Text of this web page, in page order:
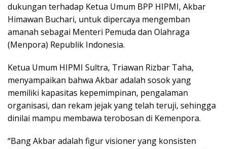
dukungan terhadap Ketua Umum BPP HIPMI, Akbar
Himawan Buchari, untuk dipercaya mengemban
amanah sebagai Menteri Pemuda dan Olahraga
(Menpora) Republik Indonesia.
Ketua Umum HIPMI Sultra, Triawan Rizbar Taha,
menyampaikan bahwa Akbar adalah sosok yang
memiliki kapasitas kepemimpinan, pengalaman
organisasi, dan rekam jejak yang telah teruji, sehingga
dinilai mampu membawa terobosan di Kemenpora.
“Bang Akbar adalah figur visioner yang konsisten